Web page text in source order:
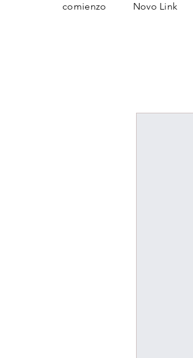
comienzo Novo Link